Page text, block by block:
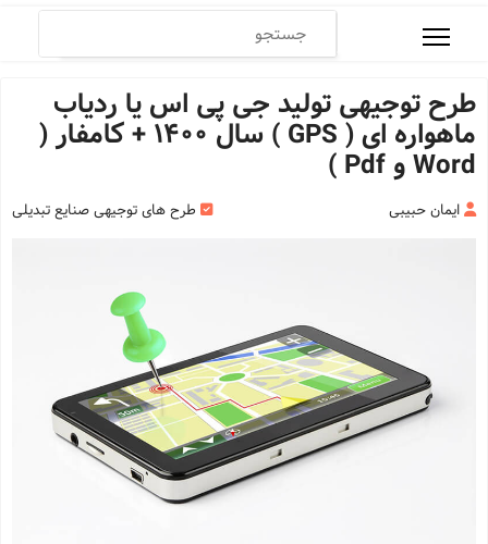
طرح توجیهی تولید جی پی اس یا ردیاب
ماهواره ای ( GPS ) سال 1400 + کامفار (
Word و Pdf )
ایمان حبیبی طرح های توجیهی صنایع تبدیلی